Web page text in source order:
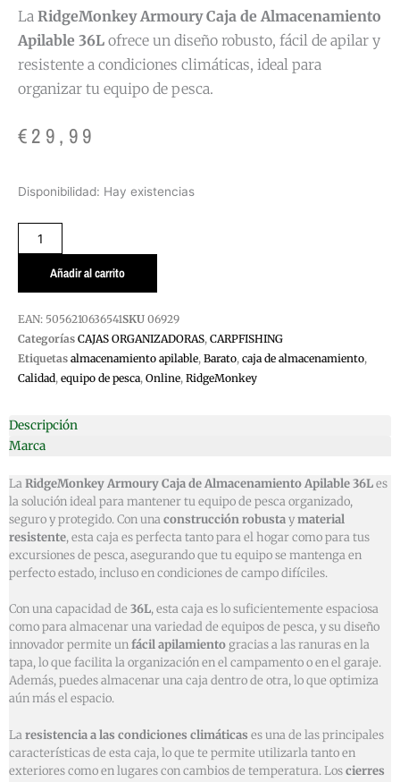
La RidgeMonkey Armoury Caja de Almacenamiento
Apilable 36L ofrece un diseño robusto, fácil de apilar y
resistente a condiciones climáticas, ideal para
organizar tu equipo de pesca.
€29,99
Disponibilidad: Hay existencias
CAJA
36LTSAñadir al carrito
EAN: 5056210636541SKU 06929
Categorías CAJAS ORGANIZADORAS, CARPFISHING
Etiquetas almacenamiento apilable, Barato, caja de almacenamiento,
Calidad, equipo de pesca, Online, RidgeMonkey
Descripción
Marca
LaRidgeMonkey Armoury Caja de Almacenamiento Apilable 36Les
la solución ideal para mantener tu equipo de pesca organizado,
seguro y protegido. Con unaconstrucción robustaymaterial
resistente, esta caja es perfecta tanto para el hogar como para tus
excursiones de pesca, asegurando que tu equipo se mantenga en
perfecto estado, incluso en condiciones de campo difíciles.
Con una capacidad de 36L, esta caja es lo suficientemente espaciosa
como para almacenar una variedad de equipos de pesca, y su diseño
innovador permite unfácil apilamiento gracias a las ranuras en la
tapa, lo que facilita la organización en el campamento o en el garaje.
Además, puedes almacenar una caja dentro de otra, lo que optimiza
aún más el espacio.
Laresistencia a las condiciones climáticas es una de las principales
características de esta caja, lo que te permite utilizarla tanto en
exteriores como en lugares con cambios de temperatura. Loscierres